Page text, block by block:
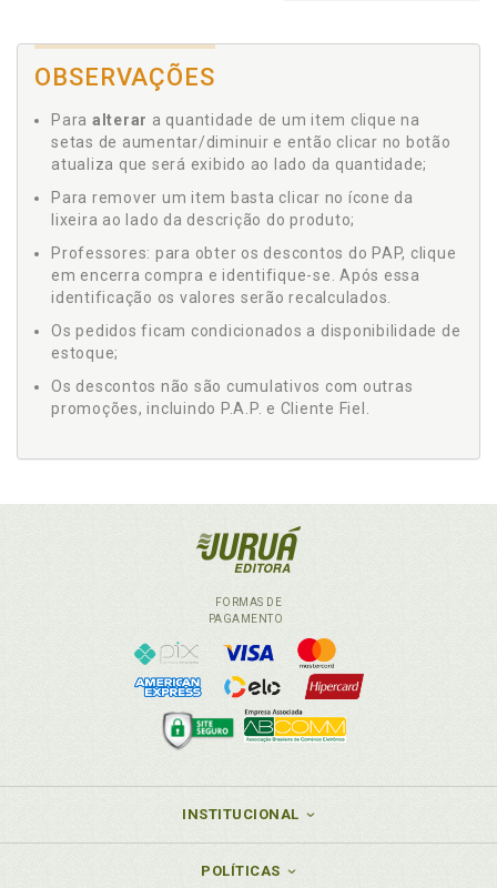
OBSERVAÇÕES
Para alterar a quantidade de um item clique na
setas de aumentar/diminuir e então clicar no botão
atualiza que será exibido ao lado da quantidade;
Para remover um item basta clicar no ícone da
lixeira ao lado da descrição do produto;
Professores: para obter os descontos do PAP, clique
em encerra compra e identifique-se. Após essa
identificação os valores serão recalculados.
Os pedidos ficam condicionados a disponibilidade de
estoque;
Os descontos não são cumulativos com outras
promoções, incluindo P.A.P. e Cliente Fiel.
FORMAS DE
PAGAMENTO
INSTITUCIONAL
POLÍTICAS